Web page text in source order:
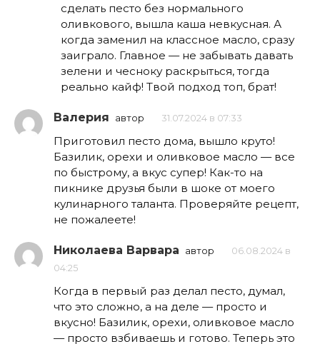
сделать песто без нормального
оливкового, вышла каша невкусная. А
когда заменил на классное масло, сразу
заиграло. Главное — не забывать давать
зелени и чесноку раскрыться, тогда
реально кайф! Твой подход топ, брат!
Валерия автор 31.07.2024 в 07:33
Приготовил песто дома, вышло круто!
Базилик, орехи и оливковое масло — все
по быстрому, а вкус супер! Как-то на
пикнике друзья были в шоке от моего
кулинарного таланта. Проверяйте рецепт,
не пожалеете!
Николаева Варвара автор
06.08.2024 в
04:25
Когда в первый раз делал песто, думал,
что это сложно, а на деле — просто и
вкусно! Базилик, орехи, оливковое масло
— просто взбиваешь и готово. Теперь это